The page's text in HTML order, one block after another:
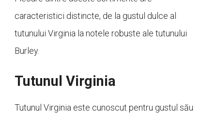
caracteristici distincte, de la gustul dulce al
tutunului Virginia la notele robuste ale tutunului
Burley.
Tutunul Virginia
Tutunul Virginia este cunoscut pentru gustul său